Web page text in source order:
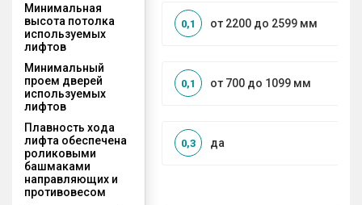
Минимальная
высота потолка
используемых
лифтов
от 2200 до 2599 мм
0,1
Минимальный
проем дверей
используемых
лифтов
от 700 до 1099 мм
0,1
Плавность хода
лифта обеспечена
роликовыми
башмаками
направляющих и
противовесом
да
0,3